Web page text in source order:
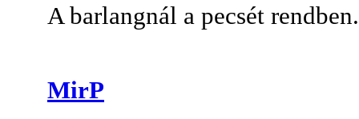
A barlangnál a pecsét rendben.
MirP